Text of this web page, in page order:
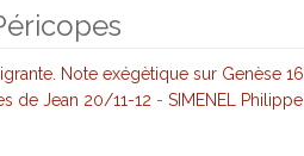
Note exégètique sur Genèse 16
de Jean 20/11-12 - SIMENEL Philippe